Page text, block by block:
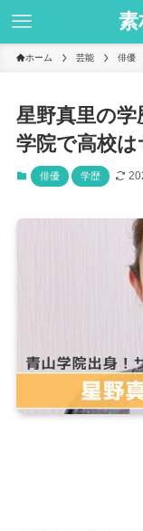
ホーム 芸能 俳優
星野真里の
学院で高校は
俳優 学歴